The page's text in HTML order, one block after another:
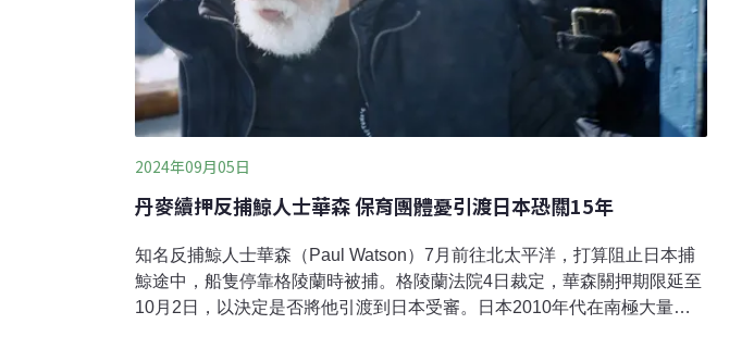
2024年09月05日
丹麥續押反捕鯨人士華森 保育團體憂引渡日本恐關15年
知名反捕鯨人士華森（Paul Watson）7月前往北太平洋，打算阻止日本捕
鯨途中，船隻停靠格陵蘭時被捕。格陵蘭法院4日裁定，華森關押期限延至
10月2日，以決定是否將他引渡到日本受審。日本2010年代在南極大量獵